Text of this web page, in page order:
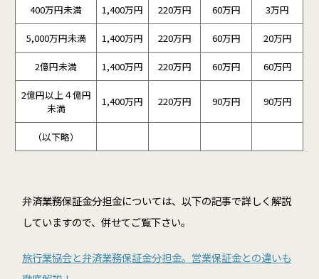
400万円未満 1,400万円 220万円 60万円 3万円
5,000万円未満 1,400万円 220万円 60万円 20万円
2億円未満 1,400万円 220万円 60万円 60万円
2億円以上４億円
未満
1,400万円 220万円 90万円 90万円
（以下略）
弁済業務保証金分担金については、以下の記事で詳しく解説
していますので、併せてご覧下さい。
旅行業協会と弁済業務保証金分担金。営業保証金との違いも